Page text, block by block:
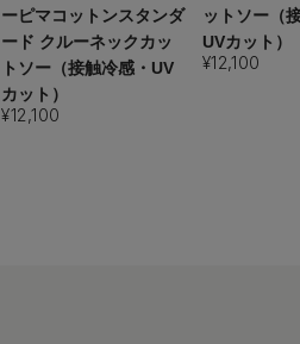
ーピマコットンスタンダ
ード クルーネックカッ
トソー（接触冷感・UV
カット）
¥12,100
ットソー（
UVカット）
¥12,100